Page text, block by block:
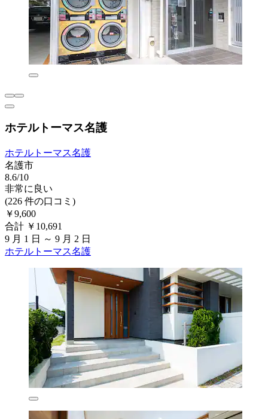
ホテルトーマス名護
ホテルトーマス名護
名護市
8.6/10
非常に良い
(226 件の口コミ)
￥9,600
合計 ￥10,691
9 月 1 日 ～ 9 月 2 日
ホテルトーマス名護